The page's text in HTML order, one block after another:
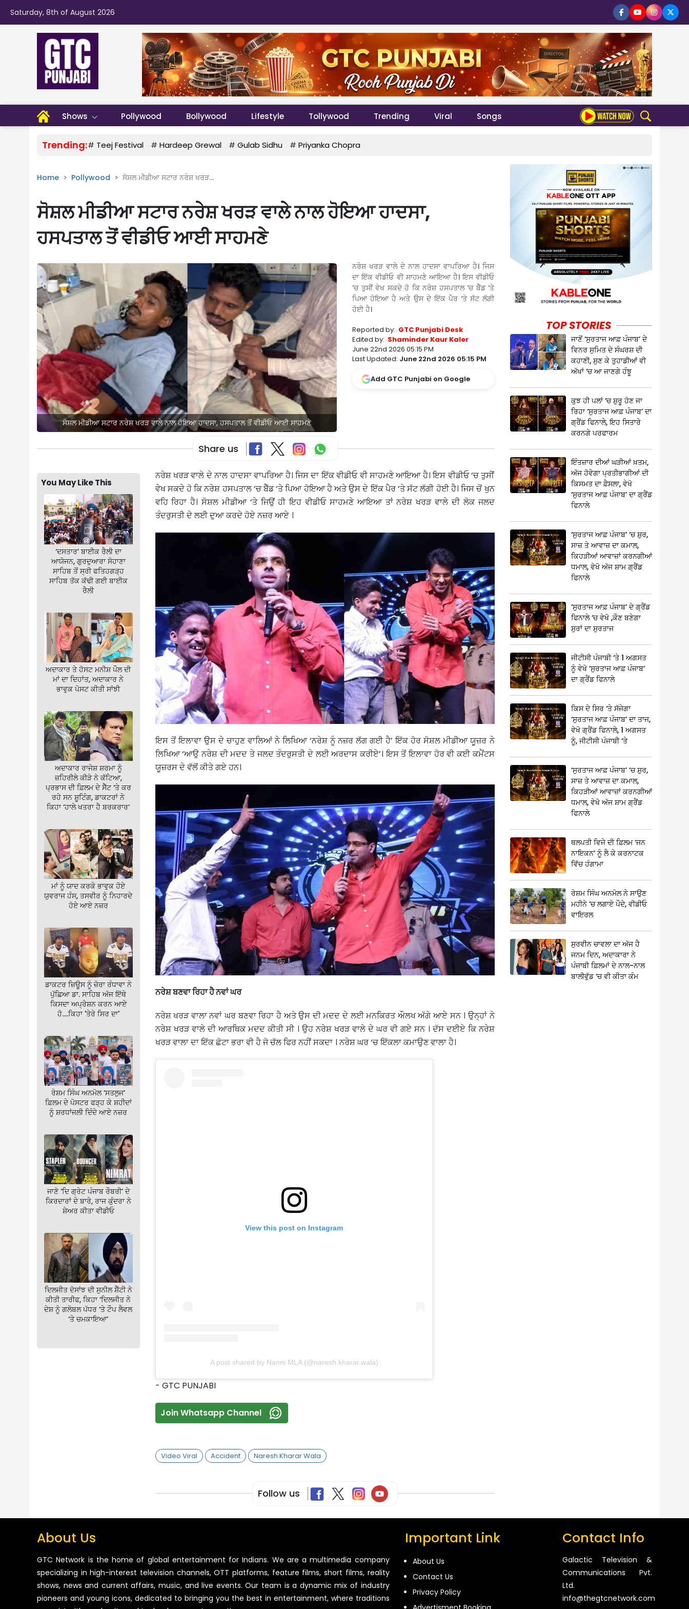
Saturday, 8th of August 2026
Shows Pollywood Bollywood Lifestyle Tollywood Trending Viral Songs
Trending:# Teej Festival # Hardeep Grewal # Gulab Sidhu # Priyanka Chopra
Home Pollywood ਸੋਸ਼ਲ ਮੀਡੀਆ ਸਟਾਰ ਨਰੇਸ਼ ਖਰੜ...
ਸੋਸ਼ਲ ਮੀਡੀਆ ਸਟਾਰ ਨਰੇਸ਼ ਖਰੜ ਵਾਲੇ ਨਾਲ ਹੋਇਆ ਹਾਦਸਾ,
ਹਸਪਤਾਲ ਤੋਂ ਵੀਡੀਓ ਆਈ ਸਾਹਮਣੇ
ਸੋਸ਼ਲ ਮੀਡੀਆ ਸਟਾਰ ਨਰੇਸ਼ ਖਰੜ ਵਾਲੇ ਨਾਲ ਹੋਇਆ ਹਾਦਸਾ, ਹਸਪਤਾਲ ਤੋਂ ਵੀਡੀਓ ਆਈ ਸਾਹਮਣੇ
ਨਰੇਸ਼ ਖਰੜ ਵਾਲੇ ਦੇ ਨਾਲ ਹਾਦਸਾ ਵਾਪਰਿਆ ਹੈ। ਜਿਸ
ਦਾ ਇੱਕ ਵੀਡੀਓ ਵੀ ਸਾਹਮਣੇ ਆਇਆ ਹੈ। ਇਸ ਵੀਡੀਓ
‘ਚ ਤੁਸੀਂ ਵੇਖ ਸਕਦੇ ਹੋ ਕਿ ਨਰੇਸ਼ ਹਸਪਤਾਲ ‘ਚ ਬੈੱਡ ‘ਤੇ
ਪਿਆ ਹੋਇਆ ਹੈ ਅਤੇ ਉਸ ਦੇ ਇੱਕ ਪੈਰ ‘ਤੇ ਸੱਟ ਲੱਗੀ
ਹੋਈ ਹੈ।
Reported by: GTC Punjabi Desk
Edited by: Shaminder Kaur Kaler
June 22nd 2026 05:15 PM
Last Updated: June 22nd 2026 05:15 PM
Add GTC Punjabi on Google
Share us
You May Like This
‘ਦਸਤਾਰ’ ਬਾਈਕ ਰੈਲੀ ਦਾ
ਆਯੋਜਨ, ਗੁਰਦੁਆਰਾ ਸੋਹਾਣਾ
ਸਾਹਿਬ ਤੋਂ ਸ੍ਰੀ ਫਤਿਹਗੜ੍ਹ
ਸਾਹਿਬ ਤੱਕ ਕੱਢੀ ਗਈ ਬਾਈਕ
ਰੈਲੀ
ਅਦਾਕਾਰ ਤੇ ਹੋਸਟ ਮਨੀਸ਼ ਪੌਲ ਦੀ
ਮਾਂ ਦਾ ਦਿਹਾਂਤ, ਅਦਾਕਾਰ ਨੇ
ਭਾਵੁਕ ਪੋਸਟ ਕੀਤੀ ਸਾਂਝੀ
ਅਦਾਕਾਰ ਰਾਜੇਸ਼ ਸ਼ਰਮਾ ਨੂੰ
ਜ਼ਹਿਰੀਲੇ ਕੀੜੇ ਨੇ ਕੱਟਿਆ,
ਪ੍ਰਭਾਸ ਦੀ ਫ਼ਿਲਮ ਦੇ ਸੈੱਟ ‘ਤੇ ਕਰ
ਰਹੇ ਸਨ ਸ਼ੂਟਿੰਗ, ਡਾਕਟਰਾਂ ਨੇ
ਕਿਹਾ ‘ਹਾਲੇ ਖਤਰਾ ਹੈ ਬਰਕਰਾਰ’
ਮਾਂ ਨੂੰ ਯਾਦ ਕਰਕੇ ਭਾਵੁਕ ਹੋਏ
ਯੁਵਰਾਜ ਹੰਸ, ਤਸਵੀਰ ਨੂੰ ਨਿਹਾਰਦੇ
ਹੋਏ ਆਏ ਨਜ਼ਰ
ਡਾਕਟਰ ਜ਼ਿਊਸ ਨੂੰ ਜ਼ੋਰਾ ਰੰਧਾਵਾ ਨੇ
ਪੁੱਛਿਆ ਡਾ. ਸਾਹਿਬ ਅੱਜ ਇੱਥੇ
ਕਿਸਦਾ ਅਪ੍ਰੇਸ਼ਨ ਕਰਨ ਆਏ
ਹੋ….ਕਿਹਾ 'ਤੇਰੇ ਸਿਰ ਦਾ'
ਰੇਸ਼ਮ ਸਿੰਘ ਅਨਮੋਲ ‘ਸਤਲੁਜ’
ਫ਼ਿਲਮ ਦੇ ਪੋਸਟਰ ਫੜ੍ਹ ਕੇ ਸ਼ਹੀਦਾਂ
ਨੂੰ ਸ਼ਰਧਾਂਜਲੀ ਦਿੰਦੇ ਆਏ ਨਜ਼ਰ
ਜਾਣੋ ‘ਦਿ ਗ੍ਰੇਟ ਪੰਜਾਬ ਰੌਬਰੀ’ ਦੇ
ਕਿਰਦਾਰਾਂ ਦੇ ਬਾਰੇ, ਰਾਜ ਕੁੰਦਰਾ ਨੇ
ਸ਼ੇਅਰ ਕੀਤਾ ਵੀਡੀਓ
ਦਿਲਜੀਤ ਦੋਸਾਂਝ ਦੀ ਸੁਨੀਲ ਸ਼ੈੱਟੀ ਨੇ
ਕੀਤੀ ਤਾਰੀਫ, ਕਿਹਾ ‘ਦਿਲਜੀਤ ਨੇ
ਦੇਸ਼ ਨੂੰ ਗਲੋਬਲ ਪੱਧਰ ‘ਤੇ ਟੌਪ ਲੈਵਲ
‘ਤੇ ਚਮਕਾਇਆ’
ਨਰੇਸ਼ ਖਰੜ ਵਾਲੇ ਦੇ ਨਾਲ ਹਾਦਸਾ ਵਾਪਰਿਆ ਹੈ। ਜਿਸ ਦਾ ਇੱਕ ਵੀਡੀਓ ਵੀ ਸਾਹਮਣੇ ਆਇਆ ਹੈ। ਇਸ ਵੀਡੀਓ ‘ਚ ਤੁਸੀਂ
ਵੇਖ ਸਕਦੇ ਹੋ ਕਿ ਨਰੇਸ਼ ਹਸਪਤਾਲ ‘ਚ ਬੈੱਡ ‘ਤੇ ਪਿਆ ਹੋਇਆ ਹੈ ਅਤੇ ਉਸ ਦੇ ਇੱਕ ਪੈਰ ‘ਤੇ ਸੱਟ ਲੱਗੀ ਹੋਈ ਹੈ। ਜਿਸ ਚੋਂ ਖੁਨ
ਵਹਿ ਰਿਹਾ ਹੈ। ਸੋਸ਼ਲ ਮੀਡੀਆ ‘ਤੇ ਜਿਉਂ ਹੀ ਇਹ ਵੀਡੀਓ ਸਾਹਮਣੇ ਆਇਆ ਤਾਂ ਨਰੇਸ਼ ਖਰੜ ਵਾਲੇ ਦੀ ਲੋਕ ਜਲਦ
ਤੰਦਰੁਸਤੀ ਦੇ ਲਈ ਦੁਆ ਕਰਦੇ ਹੋਏ ਨਜ਼ਰ ਆਏ ।
ਇਸ ਤੋਂ ਇਲਾਵਾ ਉਸ ਦੇ ਚਾਹੁਣ ਵਾਲਿਆਂ ਨੇ ਲਿਖਿਆ ‘ਨਰੇਸ਼ ਨੂੰ ਨਜ਼ਰ ਲੱਗ ਗਈ ਹੈ’ ਇੱਕ ਹੋਰ ਸੋਸ਼ਲ ਮੀਡੀਆ ਯੂਜ਼ਰ ਨੇ
ਲਿਖਿਆ ‘ਆਉ ਨਰੇਸ਼ ਦੀ ਮਦਦ ਤੇ ਜਲਦ ਤੰਦਰੁਸਤੀ ਦੇ ਲਈ ਅਰਦਾਸ ਕਰੀਏ’। ਇਸ ਤੋਂ ਇਲਾਵਾ ਹੋਰ ਵੀ ਕਈ ਕਮੈਂਟਸ
ਯੂਜ਼ਰਸ ਦੇ ਵੱਲੋਂ ਕੀਤੇ ਗਏ ਹਨ।
ਨਰੇਸ਼ ਬਣਵਾ ਰਿਹਾ ਹੈ ਨਵਾਂ ਘਰ
ਨਰੇਸ਼ ਖਰੜ ਵਾਲਾ ਨਵਾਂ ਘਰ ਬਣਵਾ ਰਿਹਾ ਹੈ ਅਤੇ ਉਸ ਦੀ ਮਦਦ ਦੇ ਲਈ ਮਨਕਿਰਤ ਔਲਖ ਅੱਗੇ ਆਏ ਸਨ । ਉਨ੍ਹਾਂ ਨੇ
ਨਰੇਸ਼ ਖਰੜ ਵਾਲੇ ਦੀ ਆਰਥਿਕ ਮਦਦ ਕੀਤੀ ਸੀ । ਉਹ ਨਰੇਸ਼ ਖਰੜ ਵਾਲੇ ਦੇ ਘਰ ਵੀ ਗਏ ਸਨ । ਦੱਸ ਦਈਏ ਕਿ ਨਰੇਸ਼
ਖਰੜ ਵਾਲਾ ਦਾ ਇੱਕ ਛੋਟਾ ਭਰਾ ਵੀ ਹੈ ਜੋ ਚੱਲ ਫਿਰ ਨਹੀਂ ਸਕਦਾ । ਨਰੇਸ਼ ਘਰ ‘ਚ ਇੱਕਲਾ ਕਮਾਉਣ ਵਾਲਾ ਹੈ।
View this post on Instagram
A post shared by Nanni MLA (@naresh.kharar.wala)
- GTC PUNJABI
Join Whatsapp Channel
Video Viral Accident Naresh Kharar Wala
Follow us
TOP STORIES
ਜਾਣੋਂ ‘ਸੁਰਤਾਜ ਆਫ਼ ਪੰਜਾਬ’ ਦੇ
ਵਿਨਰ ਸੁਮਿਤ ਦੇ ਸੰਘਰਸ਼ ਦੀ
ਕਹਾਣੀ, ਸੁਣ ਕੇ ਤੁਹਾਡੀਆਂ ਵੀ
ਅੱਖਾਂ ‘ਚ ਆ ਜਾਣਗੇ ਹੰਝੂ
ਕੁਝ ਹੀ ਪਲਾਂ ‘ਚ ਸ਼ੁਰੂ ਹੋਣ ਜਾ
ਰਿਹਾ ‘ਸੁਰਤਾਜ ਆਫ਼ ਪੰਜਾਬ’ ਦਾ
ਗ੍ਰੈਂਡ ਫਿਨਾਲੇ, ਇਹ ਸਿਤਾਰੇ
ਕਰਨਗੇ ਪਰਫਾਰਮ
ਇੰਤਜ਼ਾਰ ਦੀਆਂ ਘੜੀਆਂ ਖ਼ਤਮ,
ਅੱਜ ਹੋਵੇਗਾ ਪ੍ਰਤੀਭਾਗੀਆਂ ਦੀ
ਕਿਸਮਤ ਦਾ ਫ਼ੈਸਲਾ, ਵੇਖੋ
‘ਸੁਰਤਾਜ ਆਫ਼ ਪੰਜਾਬ’ ਦਾ ਗ੍ਰੈਂਡ
ਫਿਨਾਲੇ
‘ਸੁਰਤਾਜ ਆਫ਼ ਪੰਜਾਬ’ ‘ਚ ਸ਼ੁਰ,
ਸਾਜ਼ ਤੇ ਆਵਾਜ਼ ਦਾ ਕਮਾਲ,
ਕਿਹੜੀਆਂ ਆਵਾਜ਼ਾਂ ਕਰਨਗੀਆਂ
ਧਮਾਲ, ਵੇਖੋ ਅੱਜ ਸ਼ਾਮ ਗ੍ਰੈਂਡ
ਫਿਨਾਲੇ
‘ਸੁਰਤਾਜ ਆਫ਼ ਪੰਜਾਬ’ ਦੇ ਗ੍ਰੈਂਡ
ਫਿਨਾਲੇ ‘ਚ ਵੇਖੋ ,ਕੌਣ ਬਣੇਗਾ
ਸੁਰਾਂ ਦਾ ਸੁਰਤਾਜ
ਜੀਟੀਸੀ ਪੰਜਾਬੀ ‘ਤੇ 1 ਅਗਸਤ
ਨੂੰ ਵੇਖੋ ‘ਸੁਰਤਾਜ ਆਫ਼ ਪੰਜਾਬ’
ਦਾ ਗ੍ਰੈਂਡ ਫਿਨਾਲੇ
ਕਿਸ ਦੇ ਸਿਰ ‘ਤੇ ਸੱਜੇਗਾ
‘ਸੁਰਤਾਜ ਆਫ਼ ਪੰਜਾਬ’ ਦਾ ਤਾਜ,
ਵੇਖੋ ਗ੍ਰੈਂਡ ਫਿਨਾਲੇ, 1 ਅਗਸਤ
ਨੂੰ, ਜੀਟੀਸੀ ਪੰਜਾਬੀ ‘ਤੇ
‘ਸੁਰਤਾਜ ਆਫ਼ ਪੰਜਾਬ’ ‘ਚ ਸ਼ੁਰ,
ਸਾਜ਼ ਤੇ ਆਵਾਜ਼ ਦਾ ਕਮਾਲ,
ਕਿਹੜੀਆਂ ਆਵਾਜ਼ਾਂ ਕਰਨਗੀਆਂ
ਧਮਾਲ, ਵੇਖੋ ਅੱਜ ਸ਼ਾਮ ਗ੍ਰੈਂਡ
ਫਿਨਾਲੇ
ਥਲਪਤੀ ਵਿਜੇ ਦੀ ਫ਼ਿਲਮ ‘ਜਨ
ਨਾਇਕਨ’ ਨੂੰ ਲੈ ਕੇ ਕਰਨਾਟਕ
ਵਿੱਚ ਹੰਗਾਮਾ
ਰੇਸ਼ਮ ਸਿੰਘ ਅਨਮੋਲ ਨੇ ਸਾਉਣ
ਮਹੀਨੇ ‘ਚ ਲਗਾਏ ਪੌਦੇ, ਵੀਡੀਓ
ਵਾਇਰਲ
ਸੁਰਵੀਨ ਚਾਵਲਾ ਦਾ ਅੱਜ ਹੈ
ਜਨਮ ਦਿਨ, ਅਦਾਕਾਰਾ ਨੇ
ਪੰਜਾਬੀ ਫ਼ਿਲਮਾਂ ਦੇ ਨਾਲ-ਨਾਲ
ਬਾਲੀਵੁੱਡ ‘ਚ ਵੀ ਕੀਤਾ ਕੰਮ
About Us
GTC Network is the home of global entertainment for Indians. We are a multimedia company
specializing in high-interest television channels, OTT platforms, feature films, short films, reality
shows, news and current affairs, music, and live events. Our team is a dynamic mix of industry
pioneers and young icons, dedicated to bringing you the best in entertainment, where traditions
Important Link
About Us
Contact Us
Privacy Policy
Contact Info
Galactic Television &
Communications Pvt.
Ltd.
info@thegtcnetwork.com